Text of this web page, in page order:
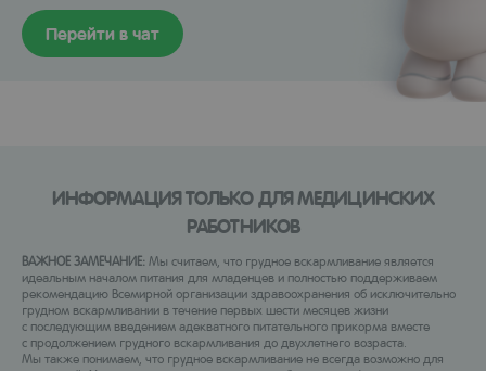
Перейти в чат
ИНФОРМАЦИЯ ТОЛЬКО ДЛЯ МЕДИЦИНСКИХ
РАБОТНИКОВ
ВАЖНОЕ ЗАМЕЧАНИЕ:Мы считаем, что грудное вскармливание является
идеальным началом питания для младенцев и полностью поддерживаем
рекомендацию Всемирной организации здравоохранения об исключительно
грудном вскармливании в течение первых шести месяцев жизни
с последующим введением адекватного питательного прикорма вместе
с продолжением грудного вскармливания до двухлетнего возраста.
Мы также понимаем, что грудное вскармливание не всегда возможно для